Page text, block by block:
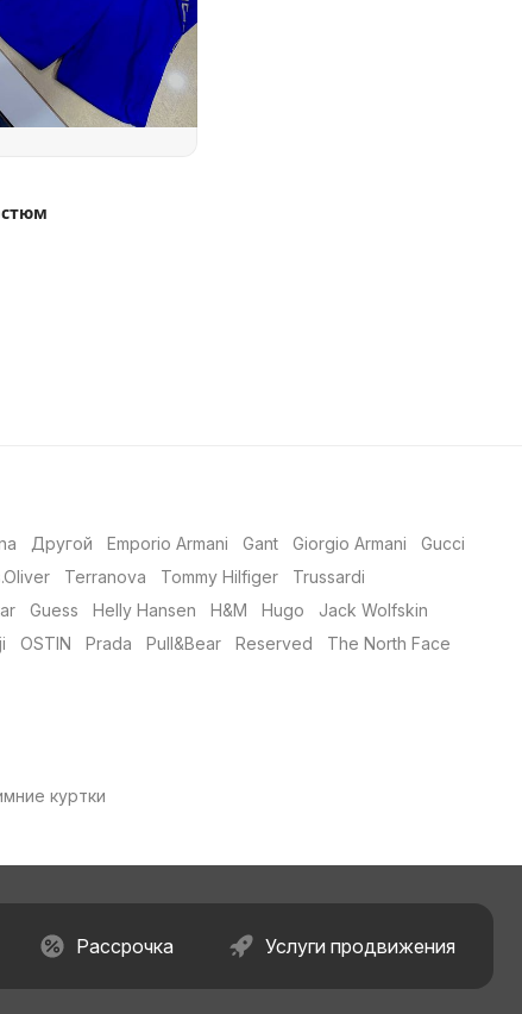
Другой Emporio Armani Gant Giorgio Armani
Gucci
Terranova Tommy Hilfiger
Trussardi
Guess Helly Hansen H&M Hugo
Jack Wolfskin
OSTIN Prada Pull&Bear Reserved
The North Face
куртки
Рассрочка Услуги продвижения